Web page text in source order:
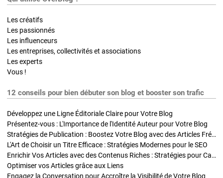
Les créatifs
Les passionnés
Les influenceurs
Les entreprises, collectivités et associations
Les experts
Vous !
12 conseils pour bien débuter son blog et booster son trafic
Développez une Ligne Éditoriale Claire pour Votre Blog
Présentez-vous : L'Importance de l'Identité Auteur pour Votre Blog
Stratégies de Publication : Boostez Votre Blog avec des Articles Fréquents et Exclusifs
L'Art de Choisir un Titre Efficace : Stratégies Modernes pour le SEO
Enrichir Vos Articles avec des Contenus Riches : Stratégies pour Captiver et Optimiser
Optimiser vos Articles grâce aux Liens
Engagez la Conversation pour Accroître la Visibilité de Votre Blog